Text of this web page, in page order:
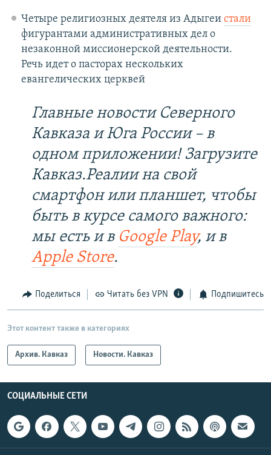
Четыре религиозных деятеля из Адыгеи стали
фигурантами административных дел о
незаконной миссионерской деятельности.
Речь идет о пасторах нескольких
евангелических церквей
Главные новости Северного
Кавказа и Юга России – в
одном приложении! Загрузите
Кавказ.Реалии на свой
смартфон или планшет, чтобы
быть в курсе самого важного:
мы есть и в Google Play, и в
Apple Store.
Поделиться Читать без VPN Подпишитесь
Этот контент также в категориях
Архив. Кавказ Новости. Кавказ
СОЦИАЛЬНЫЕ СЕТИ